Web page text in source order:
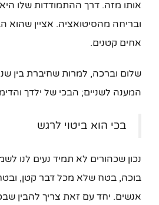
אותו מזה. דרך ההתמודדות שלו
אחים קטנים.
שלום וברכה, למרות שחיברת בין
המענה לשניים; הבכי של ילדך
בכי הוא ביטוי לרגש
נכון שכהורים לא תמיד נעים לנו
בוכה, בטח שלא מכל דבר קטן,
אנשים. יחד עם זאת צריך להבין